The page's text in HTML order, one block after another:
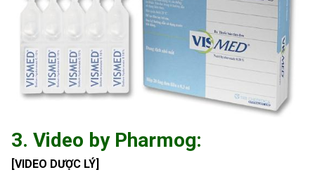
3. Video by Pharmog:
[VIDEO DƯỢC LÝ]